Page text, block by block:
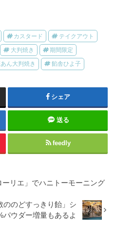
カスタード テイクアウト
大判焼き 期間限定
ん大判焼き 餡舎ひよ子
シェア
送る
feedly
ーリエ」でハニトーモーニング
ののどすっきり飴」シ
パウダー増量もあるよ